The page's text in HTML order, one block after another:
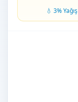
💧 3% Yağış